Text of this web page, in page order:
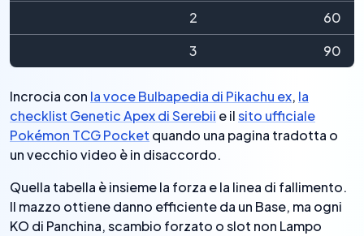
2
60
3
90
Incrocia con la voce Bulbapedia di Pikachu ex, la
checklist Genetic Apex di Serebii e ilsito ufficiale
Pokémon TCG Pocket quando una pagina tradotta o
un vecchio video è in disaccordo.
Quella tabella è insieme la forza e la linea di fallimento.
Il mazzo ottiene danno efficiente da un Base, ma ogni
KO di Panchina, scambio forzato o slot non Lampo